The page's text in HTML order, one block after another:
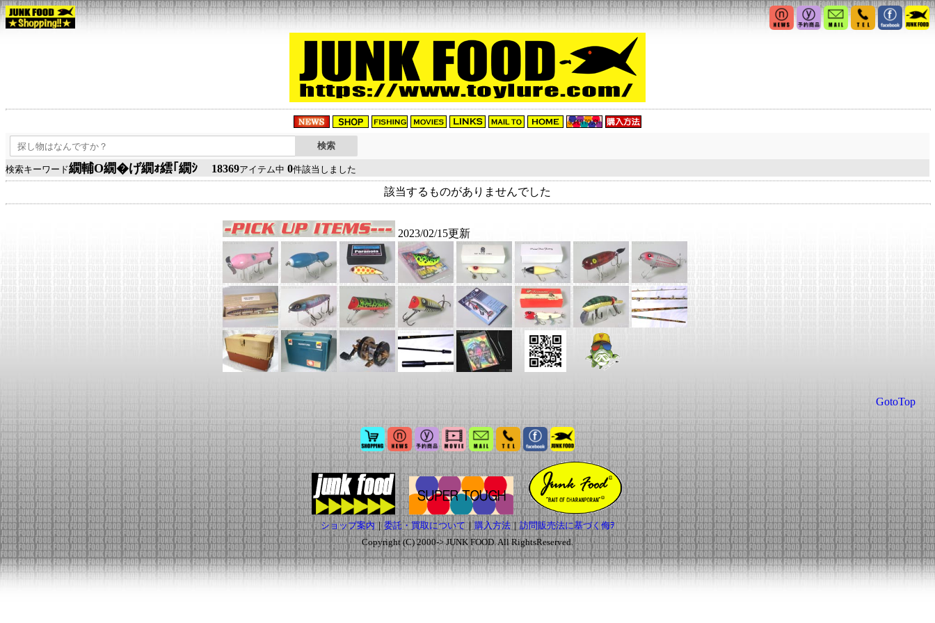
検索キーワード繝輔Ο繝�げ繝ｫ繧｢繝ｼ 18369アイテム中 0件該当しました
該当するものがありませんでした
GotoTop
ショップ案内｜委託・買取について｜購入方法｜訪問販売法に基づく侮ｦ
Copyright (C) 2000-> JUNK FOOD. All RightsReserved.